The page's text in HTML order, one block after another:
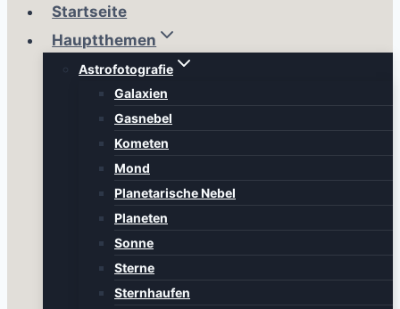
Startseite
Hauptthemen
Astrofotografie
Galaxien
Gasnebel
Kometen
Mond
Planetarische Nebel
Planeten
Sonne
Sterne
Sternhaufen